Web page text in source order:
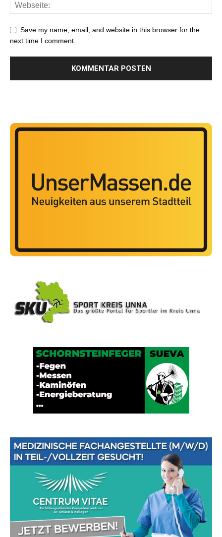
Save my name, email, and website in this browser for the
next time I comment.